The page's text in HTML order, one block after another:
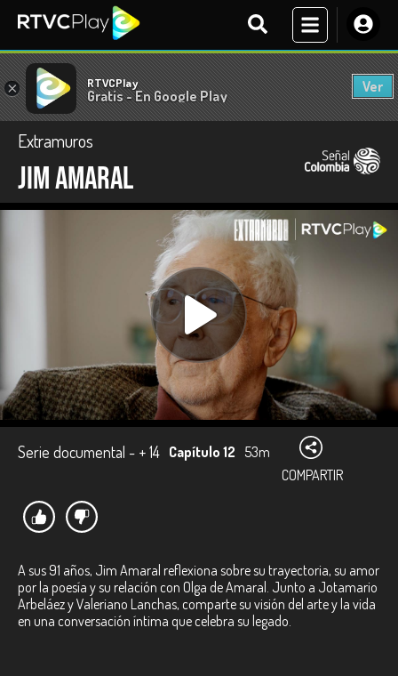
× RTVCPlay
Gratis - En Google Play
Ver
Extramuros
Jim Amaral
Serie documental - + 14 Capítulo 12 53m
COMPARTIR
A sus 91 años, Jim Amaral reflexiona sobre su trayectoria, su amor
por la poesía y su relación con Olga de Amaral. Junto a Jotamario
Arbeláez y Valeriano Lanchas, comparte su visión del arte y la vida
en una conversación íntima que celebra su legado.